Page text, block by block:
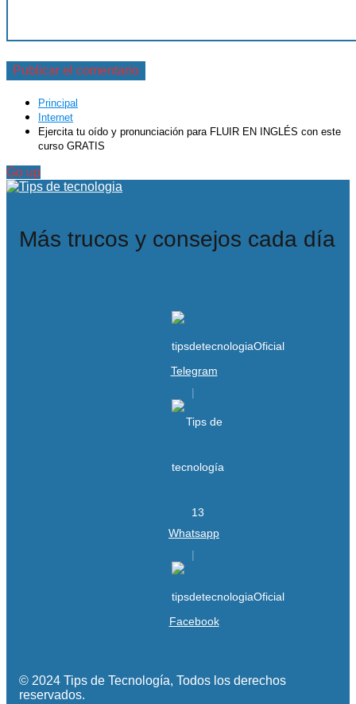
Principal
Internet
Ejercita tu oído y pronunciación para FLUIR EN INGLÉS con este
curso GRATIS
Go up
Más trucos y consejos cada día
Telegram
Whatsapp
Facebook
© 2024 Tips de Tecnología, Todos los derechos
reservados.